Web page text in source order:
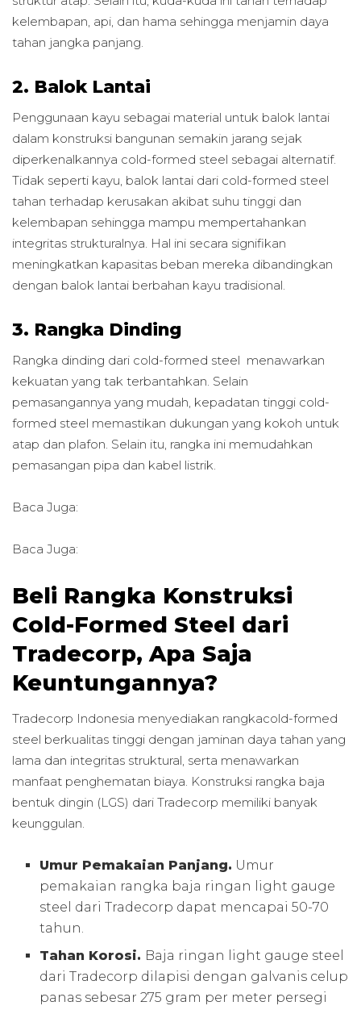
kelembapan, api, dan hama sehingga menjamin daya
tahan jangka panjang.
2. Balok Lantai
Penggunaan kayu sebagai material untuk balok lantai
dalam konstruksi bangunan semakin jarang sejak
diperkenalkannya cold-formed steel sebagai alternatif.
Tidak seperti kayu, balok lantai dari cold-formed steel
tahan terhadap kerusakan akibat suhu tinggi dan
kelembapan sehingga mampu mempertahankan
integritas strukturalnya. Hal ini secara signifikan
meningkatkan kapasitas beban mereka dibandingkan
dengan balok lantai berbahan kayu tradisional.
3. Rangka Dinding
Rangka dinding dari cold-formed steel menawarkan
kekuatan yang tak terbantahkan. Selain
pemasangannya yang mudah, kepadatan tinggi cold-
formed steel memastikan dukungan yang kokoh untuk
atap dan plafon. Selain itu, rangka ini memudahkan
pemasangan pipa dan kabel listrik.
Baca Juga:
Baca Juga:
Beli Rangka Konstruksi
Cold-Formed Steel dari
Tradecorp, Apa Saja
Keuntungannya?
Tradecorp Indonesia menyediakan rangkacold-formed
steel berkualitas tinggi dengan jaminan daya tahan yang
lama dan integritas struktural, serta menawarkan
manfaat penghematan biaya. Konstruksi rangka baja
bentuk dingin (LGS) dari Tradecorp memiliki banyak
keunggulan.
Umur Pemakaian Panjang. Umur
pemakaian rangka baja ringan light gauge
steel dari Tradecorp dapat mencapai 50-70
tahun.
Tahan Korosi. Baja ringan light gauge steel
dari Tradecorp dilapisi dengan galvanis celup
panas sebesar 275 gram per meter persegi